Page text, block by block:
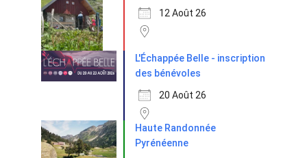
12 Août 26
L'Échappée Belle - inscription
des bénévoles
20 Août 26
Haute Randonnée
Pyrénéenne